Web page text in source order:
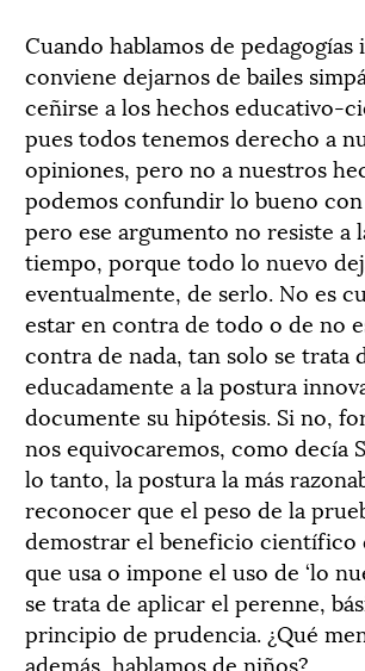
Cuando hablamos de pedagogías
conviene dejarnos de bailes
ceñirse a los hechos educativo-
pues todos tenemos derecho a
opiniones, pero no a nuestros
podemos confundir lo bueno
pero ese argumento no resiste a
tiempo, porque todo lo nuevo
eventualmente, de serlo. No es
estar en contra de todo o de no
contra de nada, tan solo se trata
educadamente a la postura
documente su hipótesis. Si no,
nos equivocaremos, como decía
lo tanto, la postura la más
reconocer que el peso de la
demostrar el beneficio científico
que usa o impone el uso de ‘lo
se trata de aplicar el perenne,
principio de prudencia. ¿Qué
además, hablamos de niños?